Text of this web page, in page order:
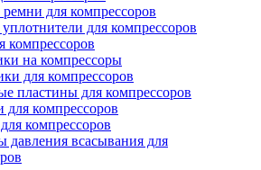
для компрессоров
для компрессоров
на компрессоры
для компрессоров
пластины для компрессоров
для компрессоров
компрессоров
давления всасывания для